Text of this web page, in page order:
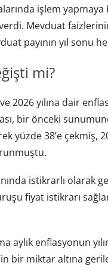
işlem yapmaya
Mevduat
payının yıl sonu
mi?
2026 yılına dair
bir önceki
yüzde 38’e çekmiş,
istikrarlı olarak
fiyat istikrarı
aylık enflasyonun
bir miktar altına